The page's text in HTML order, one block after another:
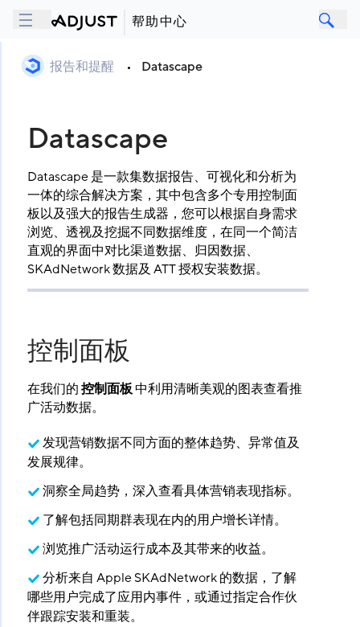
帮助中心
报告和提醒 • Datascape
Datascape
Datascape 是一款集数据报告、可视化和分析为
一体的综合解决方案，其中包含多个专用控制面
板以及强大的报告生成器，您可以根据自身需求
浏览、透视及挖掘不同数据维度，在同一个简洁
直观的界面中对比渠道数据、归因数据、
SKAdNetwork 数据及 ATT 授权安装数据。
控制面板
在我们的控制面板​ 中利用清晰美观的图表查看推
广活动数据。
发现营销数据不同方面的整体趋势、异常值及
发展规律。
洞察全局趋势，深入查看具体营销表现指标。
了解包括同期群表现在内的用户增长详情。
浏览推广活动运行成本及其带来的收益。
分析来自 Apple SKAdNetwork 的数据，了解
哪些用户完成了应用内事件，或通过指定合作伙
伴跟踪安装和重装。